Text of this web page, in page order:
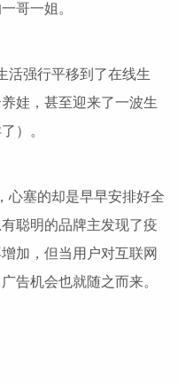
哥一姐。
活强行平移到了在线生
娃，甚至迎来了一波生
）。
心塞的却是早早安排好全
聪明的品牌主发现了疫
加，但当用户对互联网
告机会也就随之而来。